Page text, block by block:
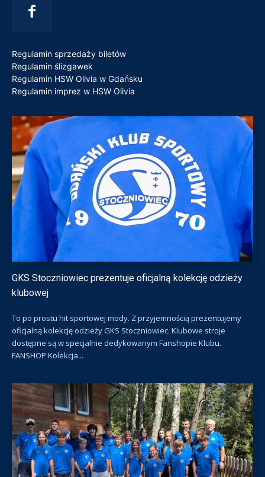
Regulamin sprzedaży biletów
Regulamin ślizgawek
Regulamin HSW Olivia w Gdańsku
Regulamin imprez w HSW Olivia
GKS Stoczniowiec prezentuje oficjalną kolekcję odzieży
klubowej
To po prostu hit sportowej mody. Z przyjemnością prezentujemy
oficjalną kolekcję odzieży GKS Stoczniowiec. Klubowe stroje
dostępne są w specjalnie dedykowanym Fanshopie Klubu.
FANSHOP Kolekcja...